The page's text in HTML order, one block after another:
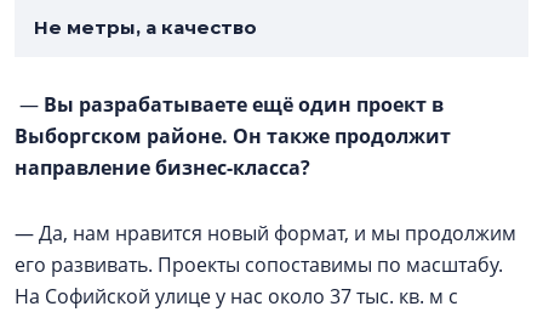
Не метры, а качество
— Вы разрабатываете ещё один проект в
Выборгском районе. Он также продолжит
направление бизнес-класса?
— Да, нам нравится новый формат, и мы продолжим
его развивать. Проекты сопоставимы по масштабу.
На Софийской улице у нас около 37 тыс. кв. м с